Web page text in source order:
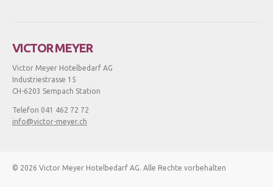
VICTOR MEYER
Victor Meyer Hotelbedarf AG
Industriestrasse 15
CH-6203 Sempach Station
Telefon 041 462 72 72
info@victor-meyer.ch
© 2026 Victor Meyer Hotelbedarf AG. Alle Rechte vorbehalten